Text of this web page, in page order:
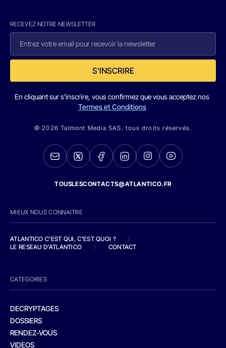
RECEVEZ NOTRE NEWSLETTER
S'INSCRIRE
En cliquant sur s'inscrire, vous confirmez que vous acceptez nos
Termes et Conditions
© 2026 Talmont Media SAS. tous droits réservés.
TOUSLESCONTACTS@ATLANTICO.FR
MIEUX NOUS CONNAITRE
ATLANTICO C'EST QUI, C'EST QUOI ?
/
LE RESEAU D'ATLANTICO
/ CONTACT
CATEGORIES
DECRYPTAGES
DOSSIERS
RENDEZ-VOUS
VIDEOS